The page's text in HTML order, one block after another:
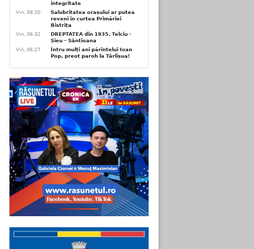
integritate
Vin, 08:20
Salubritatea orașului ar putea
reveni în curtea Primăriei
Bistrița
Vin, 06:32
DREPTATEA din 1935. Telciu -
Șieu – Sântioana
Vin, 06:27
Întru mulți ani părintelui Ioan
Pop, preot paroh la Târlișua!